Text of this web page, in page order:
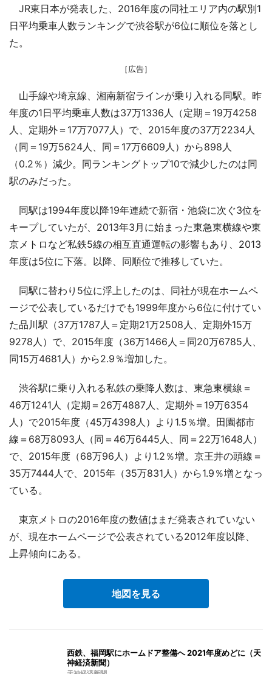
JR東日本が発表した、2016年度の同社エリア内の駅別1
日平均乗車人数ランキングで渋谷駅が6位に順位を落とし
た。
［広告］
山手線や埼京線、湘南新宿ラインが乗り入れる同駅。昨
年度の1日平均乗車人数は37万1336人（定期＝19万4258
人、定期外＝17万7077人）で、2015年度の37万2234人
（同＝19万5624人、同＝17万6609人）から898人
（0.2％）減少。同ランキングトップ10で減少したのは同
駅のみだった。
同駅は1994年度以降19年連続で新宿・池袋に次ぐ3位を
キープしていたが、2013年3月に始まった東急東横線や東
京メトロなど私鉄5線の相互直通運転の影響もあり、2013
年度は5位に下落。以降、同順位で推移していた。
同駅に替わり5位に浮上したのは、同社が現在ホームペ
ージで公表しているだけでも1999年度から6位に付けてい
た品川駅（37万1787人＝定期21万2508人、定期外15万
9278人）で、2015年度（36万1466人＝同20万6785人、
同15万4681人）から2.9％増加した。
渋谷駅に乗り入れる私鉄の乗降人数は、東急東横線＝
46万1241人（定期＝26万4887人、定期外＝19万6354
人）で2015年度（45万4398人）より1.5％増。田園都市
線＝68万8093人（同＝46万6445人、同＝22万1648人）
で、2015年度（68万96人）より1.2％増。京王井の頭線＝
35万7444人で、2015年（35万831人）から1.9％増となっ
ている。
東京メトロの2016年度の数値はまだ発表されていない
が、現在ホームページで公表されている2012年度以降、
上昇傾向にある。
地図を見る
西鉄、福岡駅にホームドア整備へ 2021年度めどに（天
神経済新聞）